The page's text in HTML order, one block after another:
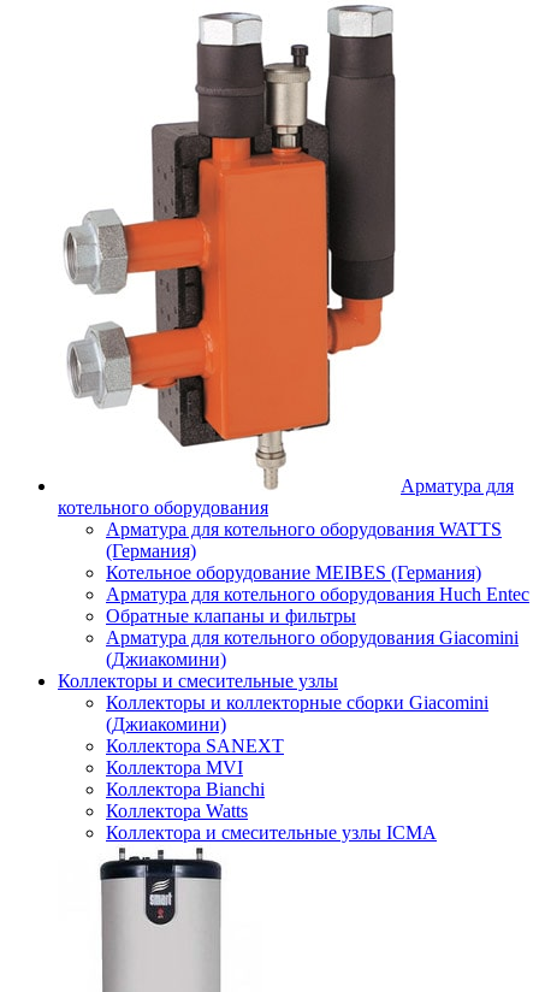
Арматура для
котельного оборудования
Арматура для котельного оборудования WATTS
(Германия)
Котельное оборудование MEIBES (Германия)
Арматура для котельного оборудования Huch Entec
Обратные клапаны и фильтры
Арматура для котельного оборудования Giacomini
(Джиакомини)
Коллекторы и смесительные узлы
Коллекторы и коллекторные сборки Giacomini
(Джиакомини)
Коллектора SANEXT
Коллектора MVI
Коллектора Bianchi
Коллектора Watts
Коллектора и смесительные узлы ICMA